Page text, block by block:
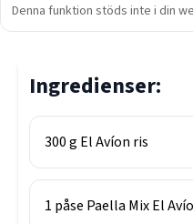
Denna funktion stöds inte i din
Ingredienser:
300g El Avíon ris
1 påse Paella Mix El